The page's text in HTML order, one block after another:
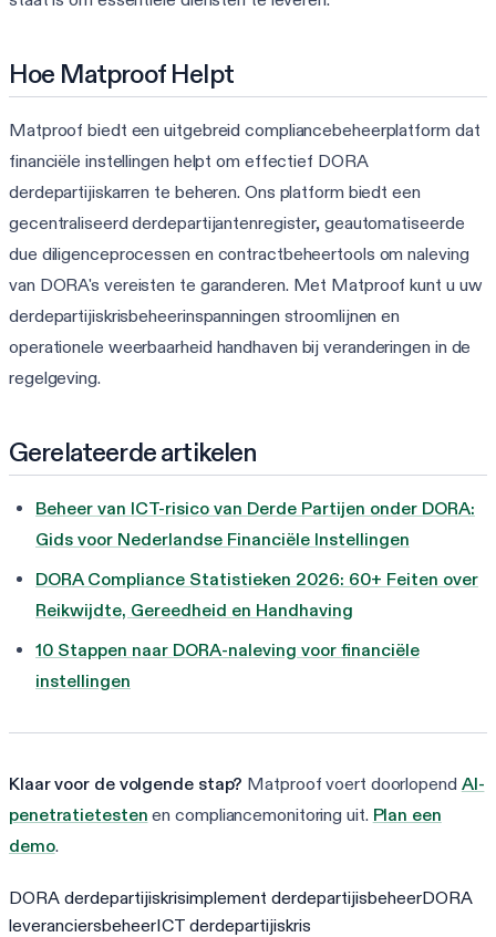
Hoe Matproof Helpt
Matproof biedt een uitgebreid compliancebeheerplatform dat
financiële instellingen helpt om effectief DORA
derdepartijiskarren te beheren. Ons platform biedt een
gecentraliseerd derdepartijantenregister, geautomatiseerde
due diligenceprocessen en contractbeheertools om naleving
van DORA's vereisten te garanderen. Met Matproof kunt u uw
derdepartijiskrisbeheerinspanningen stroomlijnen en
operationele weerbaarheid handhaven bij veranderingen in de
regelgeving.
Gerelateerde artikelen
Beheer van ICT-risico van Derde Partijen onder DORA:
Gids voor Nederlandse Financiële Instellingen
DORA Compliance Statistieken 2026: 60+ Feiten over
Reikwijdte, Gereedheid en Handhaving
10 Stappen naar DORA-naleving voor financiële
instellingen
Klaar voor de volgende stap? Matproof voert doorlopend AI-
penetratietesten en compliancemonitoring uit. Plan een
demo.
DORA derdepartijiskrisimplement derdepartijisbeheerDORA
leveranciersbeheerICT derdepartijiskris